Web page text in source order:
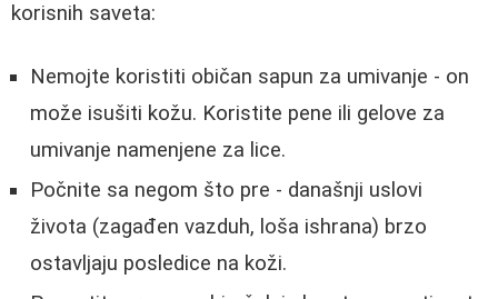
korisnih saveta:
Nemojte koristiti običan sapun za umivanje - on
može isušiti kožu. Koristite pene ili gelove za
umivanje namenjene za lice.
Počnite sa negom što pre - današnji uslovi
života (zagađen vazduh, loša ishrana) brzo
ostavljaju posledice na koži.